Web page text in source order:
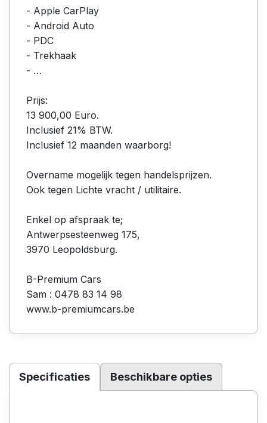
- Apple CarPlay
- Android Auto
- PDC
- Trekhaak
- ⁠…
Prijs:
13 900,00 Euro.
Inclusief 21% BTW.
Inclusief 12 maanden waarborg!
Overname mogelijk tegen handelsprijzen.
Ook tegen Lichte vracht / utilitaire.
Enkel op afspraak te;
Antwerpsesteenweg 175,
3970 Leopoldsburg.
B-Premium Cars
Sam : 0478 83 14 98
www.b-premiumcars.be
Specificaties Beschikbare opties